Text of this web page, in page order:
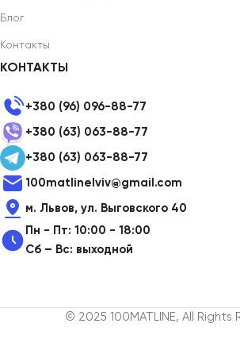
Блог
Контакты
КОНТАКТЫ
+380 (96) 096-88-77
+380 (63) 063-88-77
+380 (63) 063-88-77
100matlinelviv@gmail.com
м. Львов, ул. Выговского 40
Пн - Пт: 10:00 - 18:00
Сб – Вс: выходной
© 2025 100MATLINE, All Rights